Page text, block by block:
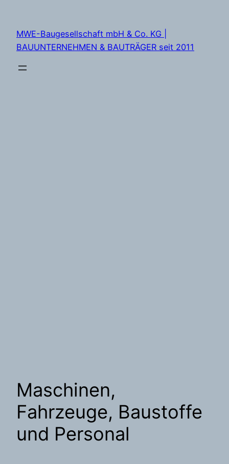
springen
MWE-Baugesellschaft mbH & Co. KG |
BAUUNTERNEHMEN & BAUTRÄGER seit 2011
Maschinen,
Fahrzeuge, Baustoffe
und Personal